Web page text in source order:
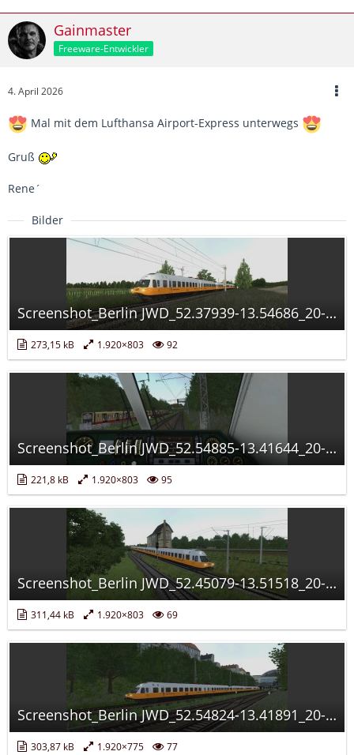
Gainmaster
Freeware-Entwickler
4. April 2026
Mal mit dem Lufthansa Airport-Express unterwegs
Gruß
Rene´
Bilder
Screenshot_Berlin JWD_52.37939-13.54686_20-27-06.jpg
273,15 kB 1.920×803 92
Screenshot_Berlin JWD_52.54885-13.41644_20-08-31.jpg
221,8 kB 1.920×803 95
Screenshot_Berlin JWD_52.45079-13.51518_20-19-50.jpg
311,44 kB 1.920×803 69
Screenshot_Berlin JWD_52.54824-13.41891_20-08-38.jpg
303,87 kB 1.920×775 77